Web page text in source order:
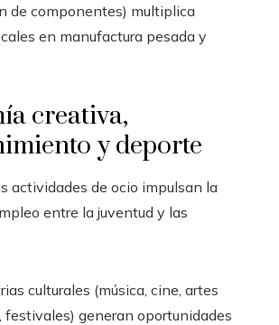
de componentes) multiplica
en manufactura pesada y
creativa,
y deporte
actividades de ocio impulsan la
entre la juventud y las
culturales (música, cine, artes
festivales) generan oportunidades